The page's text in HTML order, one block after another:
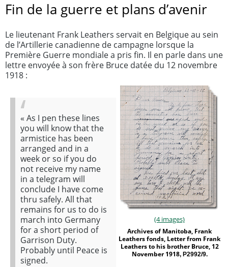
Fin de la guerre et plans d’avenir
Le lieutenant Frank Leathers servait en Belgique au sein
de l’Artillerie canadienne de campagne lorsque la
Première Guerre mondiale a pris fin. Il en parle dans une
lettre envoyée à son frère Bruce datée du 12 novembre
1918 :
(4 images)
Archives of Manitoba, Frank
Leathers fonds, Letter from Frank
Leathers to his brother Bruce, 12
November 1918, P2992/9.
« As I pen these lines
you will know that the
armistice has been
arranged and in a
week or so if you do
not receive my name
in a telegram will
conclude I have come
thru safely. All that
remains for us to do is
march into Germany
for a short period of
Garrison Duty.
Probably until Peace is
signed.